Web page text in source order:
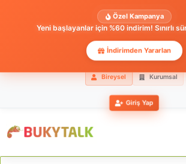
Özel Kampanya
Yeni başlayanlar için %60 indirim! Sınırlı
İndirimden Yararlan
Bireysel Kurumsal
Giriş Yap